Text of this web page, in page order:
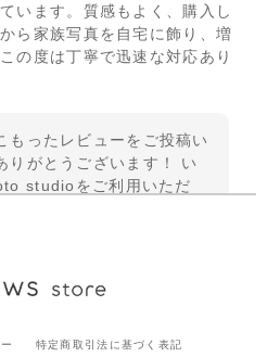
います。質感もよく、購入し
ら家族写真を自宅に飾り、増
の度は丁寧で迅速な対応あり
もったレビューをご投稿い
りがとうございます！ い
studioをご利用いただ
しました★ご家族のお写真
ずつ増え、ご自宅で思い出
ろしくお願いいたしま
特定商取引法に基づく表記